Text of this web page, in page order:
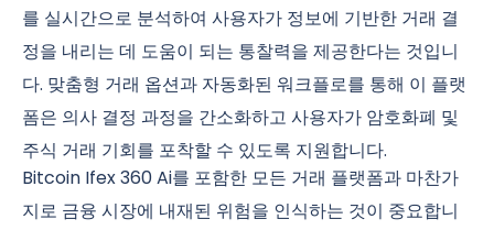
를 실시간으로 분석하여 사용자가 정보에 기반한 거래 결
정을 내리는 데 도움이 되는 통찰력을 제공한다는 것입니
다. 맞춤형 거래 옵션과 자동화된 워크플로를 통해 이 플랫
폼은 의사 결정 과정을 간소화하고 사용자가 암호화폐 및
주식 거래 기회를 포착할 수 있도록 지원합니다.
Bitcoin Ifex 360 Ai를 포함한 모든 거래 플랫폼과 마찬가
지로 금융 시장에 내재된 위험을 인식하는 것이 중요합니